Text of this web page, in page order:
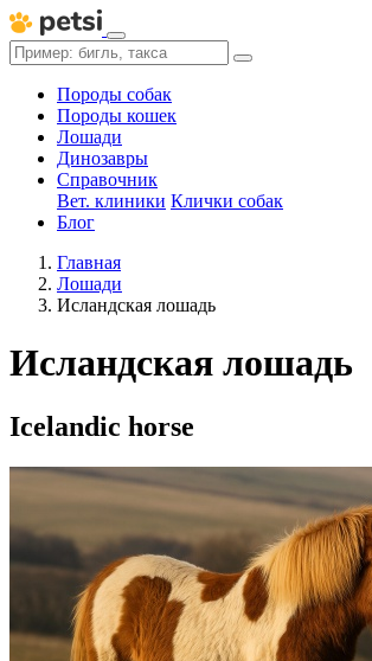
Породы собак
Породы кошек
Лошади
Динозавры
Справочник
Вет. клиники Клички собак
Блог
Главная
Лошади
Исландская лошадь
Исландская лошадь
Icelandic horse